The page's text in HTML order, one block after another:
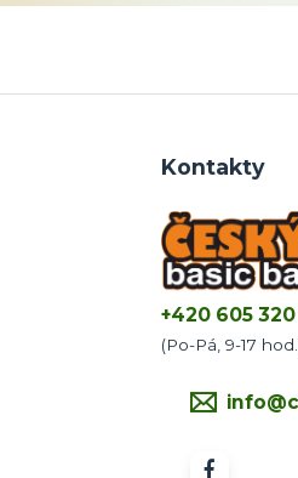
Kontakty
+420 605
(Po-Pá, 9-17